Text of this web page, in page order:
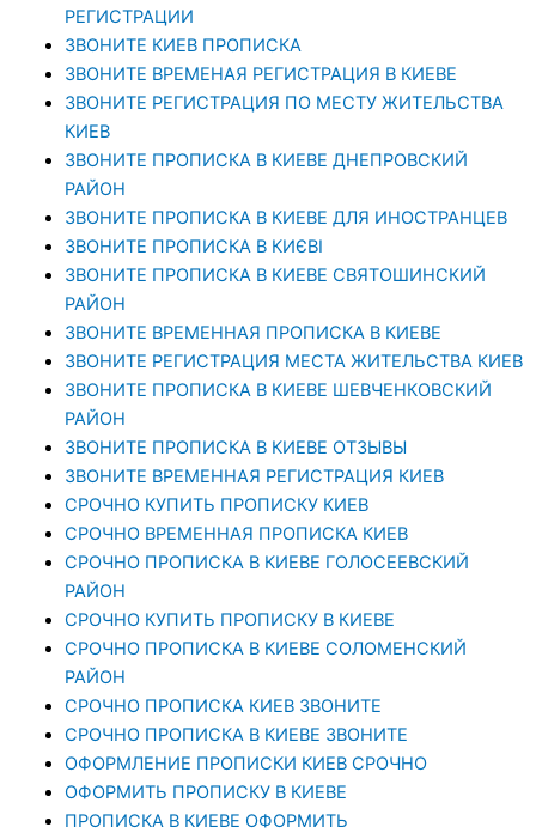
РЕГИСТРАЦИИ
ЗВОНИТЕ КИЕВ ПРОПИСКА
ЗВОНИТЕ ВРЕМЕНАЯ РЕГИСТРАЦИЯ В КИЕВЕ
ЗВОНИТЕ РЕГИСТРАЦИЯ ПО МЕСТУ ЖИТЕЛЬСТВА
КИЕВ
ЗВОНИТЕ ПРОПИСКА В КИЕВЕ ДНЕПРОВСКИЙ
РАЙОН
ЗВОНИТЕ ПРОПИСКА В КИЕВЕ ДЛЯ ИНОСТРАНЦЕВ
ЗВОНИТЕ ПРОПИСКА В КИЄВІ
ЗВОНИТЕ ПРОПИСКА В КИЕВЕ СВЯТОШИНСКИЙ
РАЙОН
ЗВОНИТЕ ВРЕМЕННАЯ ПРОПИСКА В КИЕВЕ
ЗВОНИТЕ РЕГИСТРАЦИЯ МЕСТА ЖИТЕЛЬСТВА КИЕВ
ЗВОНИТЕ ПРОПИСКА В КИЕВЕ ШЕВЧЕНКОВСКИЙ
РАЙОН
ЗВОНИТЕ ПРОПИСКА В КИЕВЕ ОТЗЫВЫ
ЗВОНИТЕ ВРЕМЕННАЯ РЕГИСТРАЦИЯ КИЕВ
СРОЧНО КУПИТЬ ПРОПИСКУ КИЕВ
СРОЧНО ВРЕМЕННАЯ ПРОПИСКА КИЕВ
СРОЧНО ПРОПИСКА В КИЕВЕ ГОЛОСЕЕВСКИЙ
РАЙОН
СРОЧНО КУПИТЬ ПРОПИСКУ В КИЕВЕ
CРОЧНО ПРОПИСКА В КИЕВЕ СОЛОМЕНСКИЙ
РАЙОН
СРОЧНО ПРОПИСКА КИЕВ ЗВОНИТЕ
СРОЧНО ПРОПИСКА В КИЕВЕ ЗВОНИТЕ
ОФОРМЛЕНИЕ ПРОПИСКИ КИЕВ СРОЧНО
ОФОРМИТЬ ПРОПИСКУ В КИЕВЕ
ПРОПИСКА В КИЕВЕ ОФОРМИТЬ